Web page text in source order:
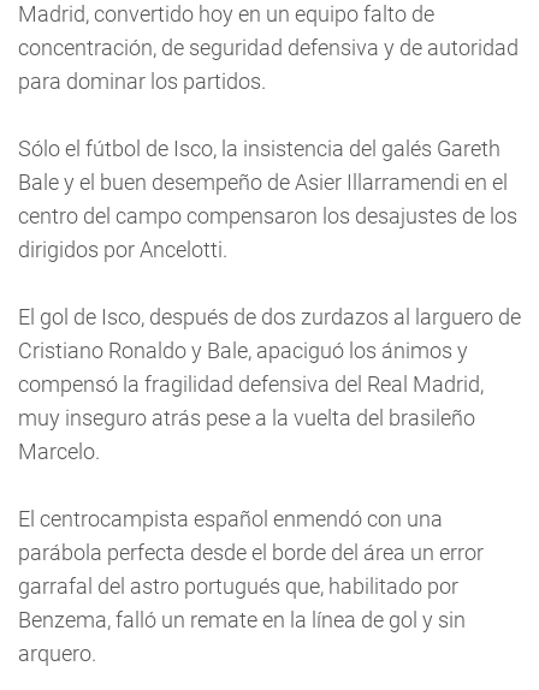
Madrid, convertido hoy en un equipo falto de
concentración, de seguridad defensiva y de autoridad
para dominar los partidos.
Sólo el fútbol de Isco, la insistencia del galés Gareth
Bale y el buen desempeño de Asier Illarramendi en el
centro del campo compensaron los desajustes de los
dirigidos por Ancelotti.
El gol de Isco, después de dos zurdazos al larguero de
Cristiano Ronaldo y Bale, apaciguó los ánimos y
compensó la fragilidad defensiva del Real Madrid,
muy inseguro atrás pese a la vuelta del brasileño
Marcelo.
El centrocampista español enmendó con una
parábola perfecta desde el borde del área un error
garrafal del astro portugués que, habilitado por
Benzema, falló un remate en la línea de gol y sin
arquero.